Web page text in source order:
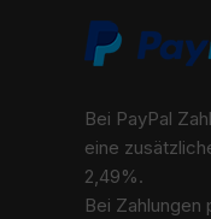
Bei PayPal
eine
2,49%.
Bei Zahlungen